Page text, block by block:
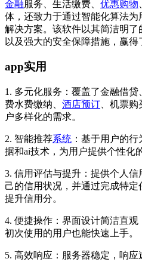
金融服务、生活缴费、 优惠购物
体，还致力于通过智能化算法
解决方案。该软件以其简洁明
以及强大的安全保障措施，赢得
app实用
1. 多元化服务：覆盖了金融借贷
费水费缴纳、 酒店预订 、机票
户多样化的需求。
2. 智能推荐系统 ：基于用户的行
据和ai技术，为用户提供个性化
3. 信用评估与提升：提供个人
己的信用状况，并通过完成特
提升信用分。
4. 便捷操作：界面设计简洁直
初次使用的用户也能快速上手。
5. 高效响应：服务器稳定，响